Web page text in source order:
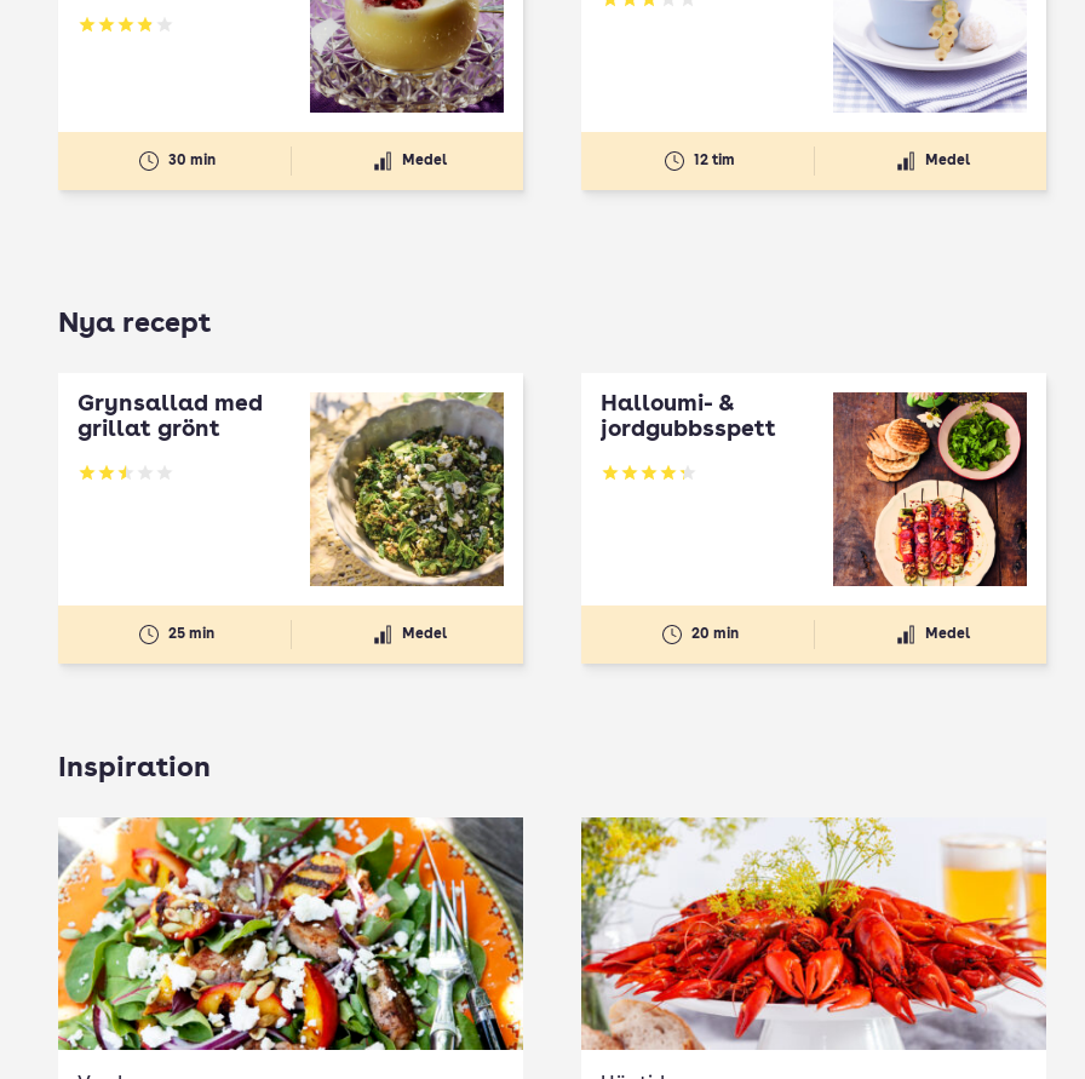
Betyg: 3.87 av 5
30 min Medel
Betyg: 3.21 av 5
12 tim Medel
Nya recept
Grynsallad med
grillat grönt
Betyg: 2.5 av 5
25 min Medel
Halloumi- &
jordgubbsspett
Betyg: 4.3 av 5
20 min Medel
Inspiration